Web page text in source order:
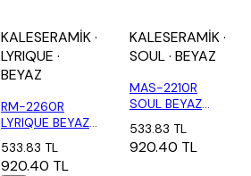
KALESERAMİK·
LYRIQUE ·
BEYAZ
RM-2260R
LYRIQUE BEYAZ-
533.83 TL
920.40 TL
KALESERAMİK·
SOUL· BEYAZ
MAS-2210R
SOUL BEYAZ
533.83 TL
920.40 TL